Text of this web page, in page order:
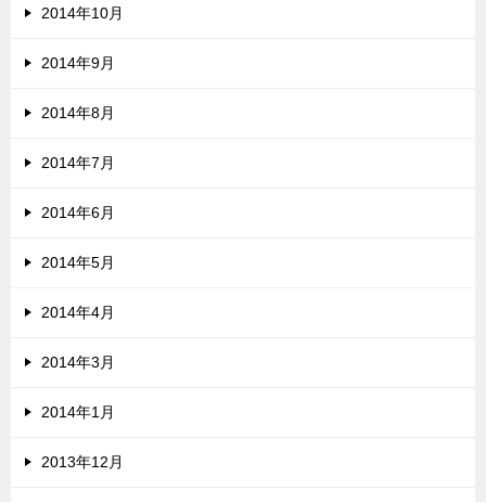
2014年10月
2014年9月
2014年8月
2014年7月
2014年6月
2014年5月
2014年4月
2014年3月
2014年1月
2013年12月